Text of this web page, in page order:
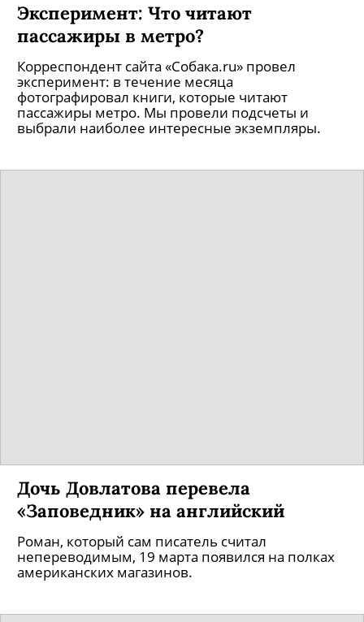
Эксперимент: Что читают
пассажиры в метро?
Корреспондент сайта «Собака.ru» провел
эксперимент: в течение месяца
фотографировал книги, которые читают
пассажиры метро. Мы провели подсчеты и
выбрали наиболее интересные экземпляры.
Дочь Довлатова перевела
«Заповедник» на английский
Роман, который сам писатель считал
непереводимым, 19 марта появился на полках
американских магазинов.